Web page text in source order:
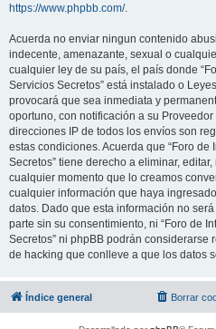
https://www.phpbb.com/.
Acuerda no enviar ningun contenido
indecente, amenazante, sexual o
cualquier ley de su país, el país donde
Servicios Secretos” está instalado o
provocará que sea inmediata y
oportuno, con notificación a su
direcciones IP de todos los envíos son
estas condiciones. Acuerda que “Foro
Secretos” tiene derecho a eliminar,
cualquier momento que lo creamos
cualquier información que haya
datos. Dado que esta información no
parte sin su consentimiento, ni “Foro de
Secretos” ni phpBB podrán
de hacking que conlleve a que los datos
Índice general Borrar